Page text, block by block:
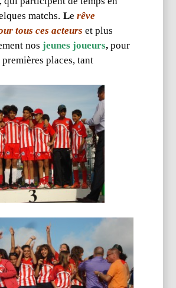
matchs. Lerêve
tous ces acteurs et plus
nosjeunes joueurs, pour
places, tant